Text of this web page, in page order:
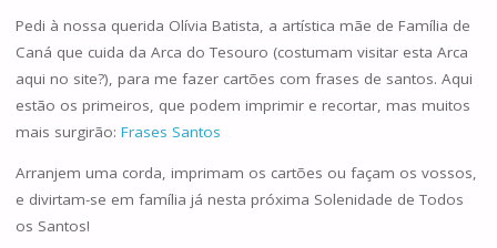
Pedi à nossa querida Olívia Batista, a artística mãe de Família de
Caná que cuida da Arca do Tesouro (costumam visitar esta Arca
aqui no site?), para me fazer cartões com frases de santos. Aqui
estão os primeiros, que podem imprimir e recortar, mas muitos
mais surgirão: Frases Santos
Arranjem uma corda, imprimam os cartões ou façam os vossos,
e divirtam-se em família já nesta próxima Solenidade de Todos
os Santos!